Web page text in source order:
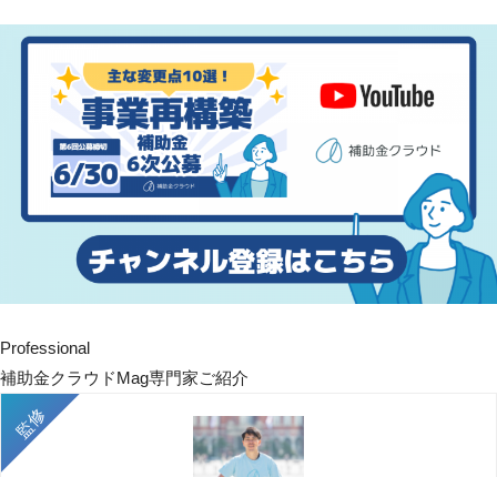
Professional
補助金クラウドMag専門家ご紹介